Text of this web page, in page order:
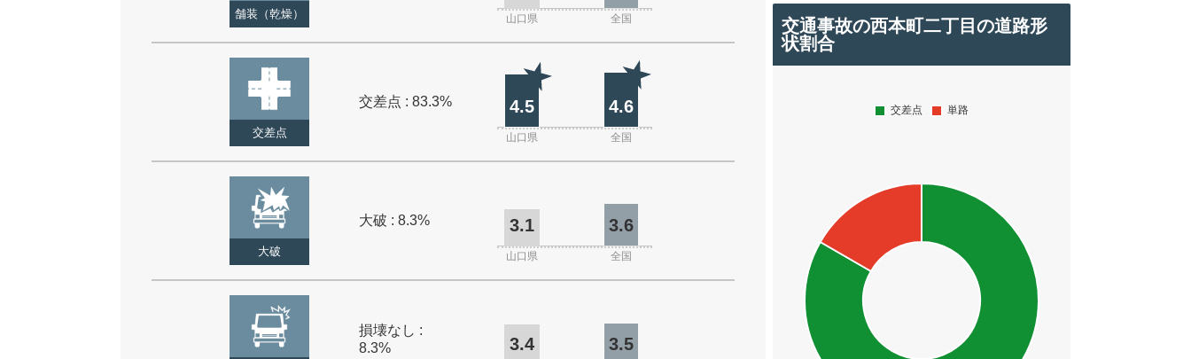
舗装（乾燥） 山口県 全国
交差点
交差点 : 83.3% 4.5 4.6
山口県 全国
大破
大破 : 8.3% 3.1 3.6
山口県 全国
損壊なし :
8.3%
3.4 3.5
交通事故の西本町二丁目の道路形
状割合